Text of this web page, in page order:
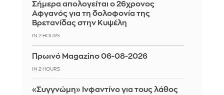
Σήμερα απολογείται ο 26χρονος
Αφγανός για τη δολοφονία της
Βρετανίδας στην Κυψέλη
IN 2 HOURS
Πρωινό Magazino 06-08-2026
IN 2 HOURS
«Συγγνώμη» Ινφαντίνο για τους λάθος